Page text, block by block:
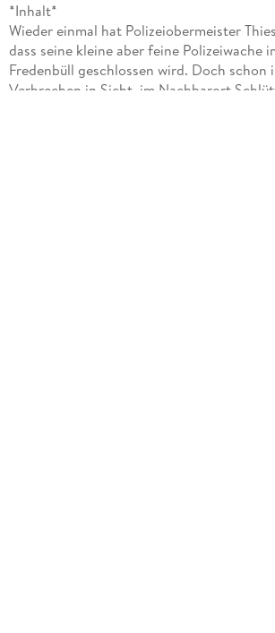
*Inhalt*
Wieder einmal hat Polizeiobermeister
dass seine kleine aber feine Polizeiwache
Fredenbüll geschlossen wird. Doch schon
Verbrechen in Sicht, im Nachbarort